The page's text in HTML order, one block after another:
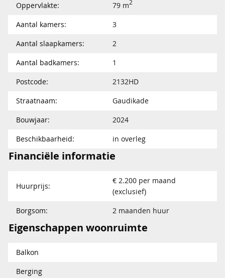
Oppervlakte:
79 m2
Aantal kamers:
3
Aantal slaapkamers:
2
Aantal badkamers:
1
Postcode:
2132HD
Straatnaam:
Gaudikade
Bouwjaar:
2024
Beschikbaarheid:
in overleg
Financiële informatie
Huurprijs:
€ 2.200 per maand
(exclusief)
Borgsom:
2 maanden huur
Eigenschappen woonruimte
Balkon
Berging